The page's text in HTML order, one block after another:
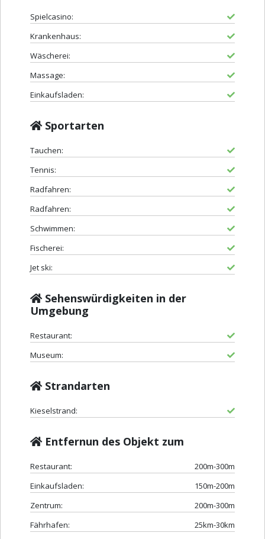
Spielcasino:
Krankenhaus:
Wäscherei:
Massage:
Einkaufsladen:
Sportarten
Tauchen:
Tennis:
Radfahren:
Radfahren:
Schwimmen:
Fischerei:
Jet ski:
Sehenswürdigkeiten in der
Umgebung
Restaurant:
Museum:
Strandarten
Kieselstrand:
Entfernun des Objekt zum
Restaurant:
200m-300m
Einkaufsladen:
150m-200m
Zentrum:
200m-300m
Fährhafen:
25km-30km